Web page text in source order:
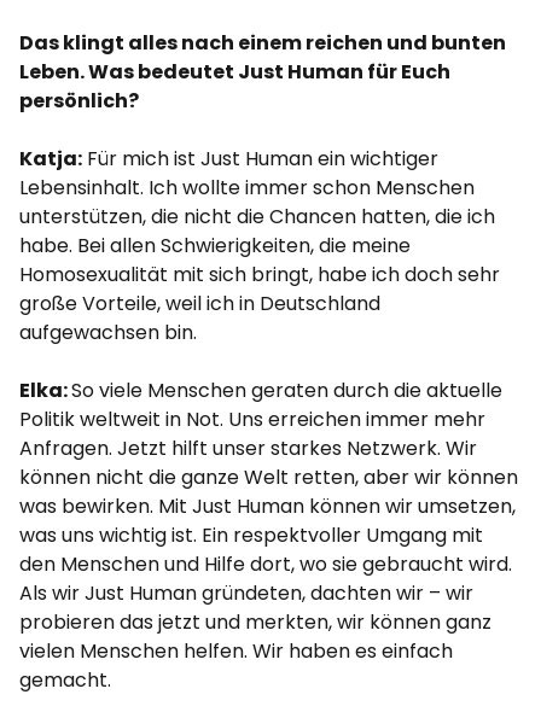
Das klingt alles nach einem reichen und bunten
Leben. Was bedeutet Just Human für Euch
persönlich?
Katja: Für mich ist Just Human ein wichtiger
Lebensinhalt. Ich wollte immer schon Menschen
unterstützen, die nicht die Chancen hatten, die ich
habe. Bei allen Schwierigkeiten, die meine
Homosexualität mit sich bringt, habe ich doch sehr
große Vorteile, weil ich in Deutschland
aufgewachsen bin.
Elka:So viele Menschen geraten durch die aktuelle
Politik weltweit in Not. Uns erreichen immer mehr
Anfragen. Jetzt hilft unser starkes Netzwerk. Wir
können nicht die ganze Welt retten, aber wir können
was bewirken. Mit Just Human können wir umsetzen,
was uns wichtig ist. Ein respektvoller Umgang mit
den Menschen und Hilfe dort, wo sie gebraucht wird.
Als wir Just Human gründeten, dachten wir – wir
probieren das jetzt und merkten, wir können ganz
vielen Menschen helfen. Wir haben es einfach
gemacht.